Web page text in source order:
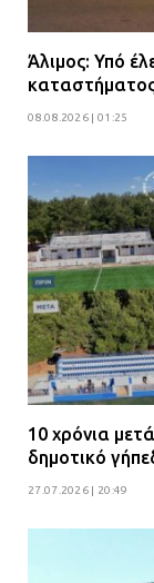
Άλιμος: Υπό
08.08.2026 | 01:25
10 χρόνια
δημοτικό
27.07.2026 | 20:49